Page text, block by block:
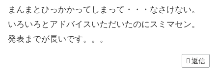
まんまとひっかかってしまって・・・なさけない。
いろいろとアドバイスいただいたのにスミマセン。
発表までが長いです。。。
返信